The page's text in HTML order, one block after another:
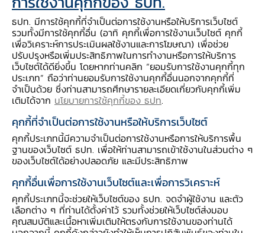
ปริมาณธุรกรรมต่อวัน 48.1 ล้านรายการ
มูลค่าธุรกรรมต่อวัน 134.8 พันล้านบาท
ข้อมูล
ปริมาณธุรกรรม (ล้านรายการ)
มูลค่าธุรกรรม (พันล้านบาท)
สถิติการใช้งานสูงสุดใหม่ (new high) 58.1
ล้านรายการต่อวัน เมื่อเดือนธันวาคม 2565
มูลค่าเฉลี่ยต่อรายการอยู่ที่ 590 บาทต่อรายการ
ธปท. มีการใช้คุกกี้ที่จำเป็นต่อการใช้งานหรือให้บริการเว็บไซต์
รวมทั้งมีการใช้คุกกี้อื่น (อาทิ คุกกี้เพื่อการใช้งานเว็บไซต์ คุกกี้
เพื่อวิเคราะห์การประเมินผลใช้งานและการโฆษณา) เพื่อช่วย
ปรับปรุงหรือเพิ่มประสิทธิภาพในการทำงานหรือการให้บริการ
เว็บไซต์ได้ดียิ่งขึ้น โดยหากท่านคลิก “ยอมรับการใช้งานคุกกี้ทุก
ประเภท” ถือว่าท่านยอมรับการใช้งานคุกกี้อื่นนอกจากคุกกี้ที่
จำเป็นด้วย ซึ่งท่านสามารถศึกษารายละเอียดเกี่ยวกับคุกกี้เพิ่ม
เติมได้จาก นโยบายการใช้คุกกี้ของ ธปท.
คุกกี้ที่จำเป็นต่อการใช้งานหรือให้บริการเว็บไซต์
คุกกี้ประเภทนี้มีความจำเป็นต่อการใช้งานหรือการให้บริการพื้น
ฐานของเว็บไซต์ ธปท. เพื่อให้ท่านสามารถเข้าใช้งานในส่วนต่าง ๆ
ของเว็บไซต์ได้อย่างปลอดภัย และมีประสิทธิภาพ
คุกกี้อื่นเพื่อการใช้งานเว็บไซต์และเพื่อการวิเคราะห์
คุกกี้ประเภทนี้จะช่วยให้เว็บไซต์ของ ธปท. จดจำผู้ใช้งาน และตัว
เลือกต่าง ๆ ที่ท่านได้ตั้งค่าไว้ รวมทั้งช่วยให้เว็บไซต์ส่งมอบ
คุณสมบัติและเนื้อหาเพิ่มเติมให้ตรงกับการใช้งานของท่านได้